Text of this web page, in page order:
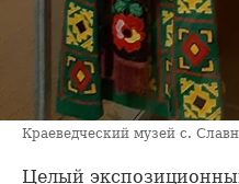
Краеведческий музей с.
Целый